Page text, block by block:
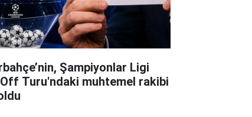
Şampiyonlar Ligi
Turu'ndaki muhtemel rakibi